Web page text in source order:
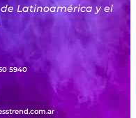
Latinoamérica y el
5940